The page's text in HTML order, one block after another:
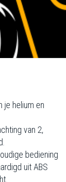
je helium en
van 2,
bediening
uit ABS